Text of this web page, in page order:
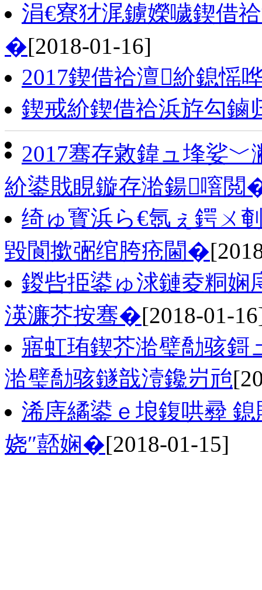
涓€寮犲浘鐪嬫噦鍥借
�[2018-01-16]
2017鍥借祫澶紒鎴愮
鍥戒紒鍥借祫浜斿勾鏀
2017骞存敹鍏ュ埄娑
紒鍙戝睍鏇存湁鍚噾閲
绮ゅ寳浜ら€氬ぇ鍔ㄨ
毀閬撳弻绾胯疮閫�
鍐呰挋鍙ゅ浗鏈夌粡娴
渶濂芥按骞�[2018-01-
寤虹珛鍥芥湁璧勪骇鎶
湁璧勪骇鐩戠潱鑱岃兘
浠庤繘鍙ｅ埌鍑哄彛
娆″嚭娴�[2018-01-15]